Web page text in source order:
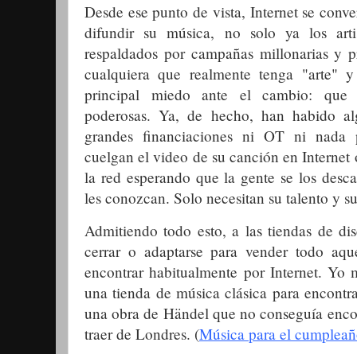
Desde ese punto de vista, Internet se
difundir su música, no solo ya los
respaldados por campañas millonarias y
cualquiera que realmente tenga "arte"
principal miedo ante el cambio: que
poderosas. Ya, de hecho, han habido
grandes financiaciones ni OT ni nada
cuelgan el video de su canción en Internet
la red esperando que la gente se los
les conozcan. Solo necesitan su talento y
Admitiendo todo esto, a las tiendas de
cerrar o adaptarse para vender todo
encontrar habitualmente por Internet. Yo
una tienda de música clásica para
una obra de Händel que no conseguía
traer de Londres. (Música para el